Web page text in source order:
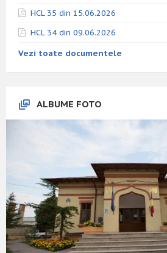
HCL 35 din 15.06.2026
HCL 34 din 09.06.2026
Vezi toate documentele
ALBUME FOTO